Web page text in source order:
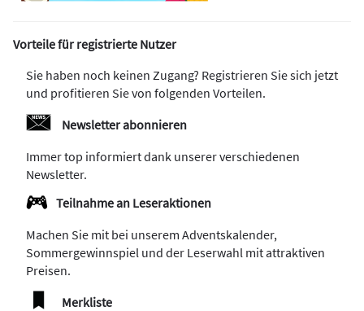
Vorteile für registrierte Nutzer
Sie haben noch keinen Zugang? Registrieren Sie sich jetzt
und profitieren Sie von folgenden Vorteilen.
Newsletter abonnieren
Immer top informiert dank unserer verschiedenen
Newsletter.
Teilnahme an Leseraktionen
Machen Sie mit bei unserem Adventskalender,
Sommergewinnspiel und der Leserwahl mit attraktiven
Preisen.
Merkliste